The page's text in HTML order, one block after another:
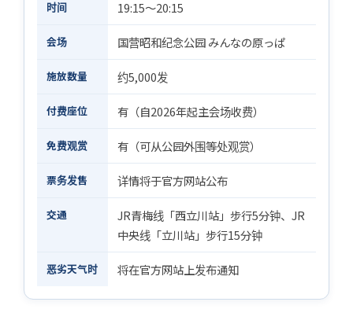
时间 19:15〜20:15
会场 国营昭和纪念公园 みんなの原っぱ
施放数量 约5,000发
付费座位 有（自2026年起主会场收费）
免费观赏 有（可从公园外围等处观赏）
票务发售 详情将于官方网站公布
交通
JR青梅线「西立川站」步行5分钟、JR
中央线「立川站」步行15分钟
恶劣天气时 将在官方网站上发布通知